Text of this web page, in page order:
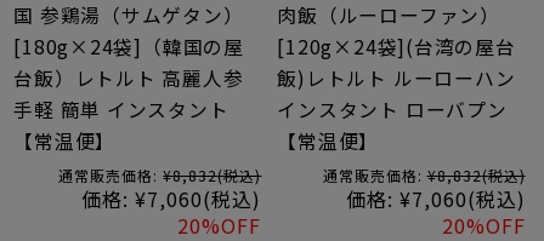
国 参鶏湯（サムゲタン）
[180g×24袋]（韓国の屋
台飯）レトルト 高麗人参
手軽 簡単 インスタント
【常温便】
通常販売価格: ¥8,832(税込)
価格: ¥7,060(税込)
20%OFF
肉飯（ルーローファン）
[120g×24袋](台湾の屋台
飯)レトルト ルーローハン
インスタント ローバプン
【常温便】
通常販売価格: ¥8,832(税込)
価格: ¥7,060(税込)
20%OFF